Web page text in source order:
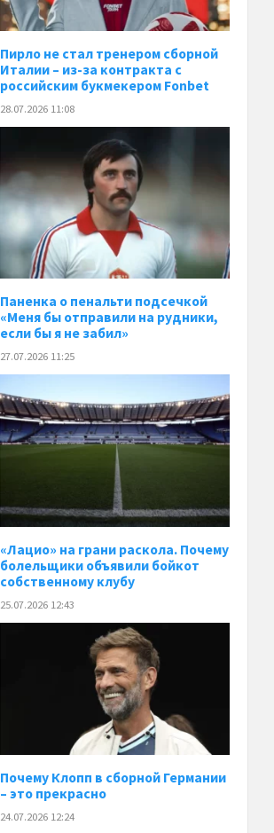
Пирло не стал тренером сборной
Италии – из-за контракта с
российским букмекером Fonbet
28.07.2026 11:08
Паненка o пенальти подсечкой
«Меня бы отправили на рудники,
если бы я не забил»
27.07.2026 11:25
«Лацио» на грани раскола. Почему
болельщики объявили бойкот
собственному клубу
25.07.2026 12:43
Почему Клопп в сборной Германии
– это прекрасно
24.07.2026 12:24